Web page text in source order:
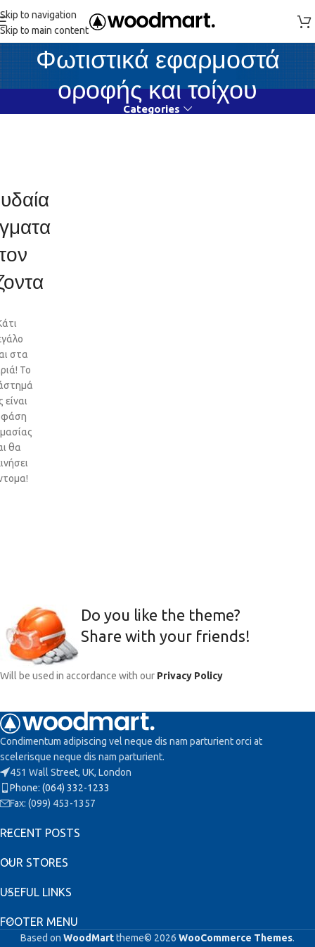
Skip to navigation
Skip to main content
Φωτιστικά εφαρμοστά
οροφής και τοίχου
Categories
στα
Το
είναι
φάση
θα
Do you like the theme?
Share with your friends!
Will be used in accordance with our Privacy Policy
Condimentum adipiscing vel neque dis nam parturient orci at
scelerisque neque dis nam parturient.
451 Wall Street, UK, London
Phone: (064) 332-1233
Fax: (099) 453-1357
RECENT POSTS
OUR STORES
USEFUL LINKS
FOOTER MENU
Based on WoodMarttheme© 2026 WooCommerce Themes.